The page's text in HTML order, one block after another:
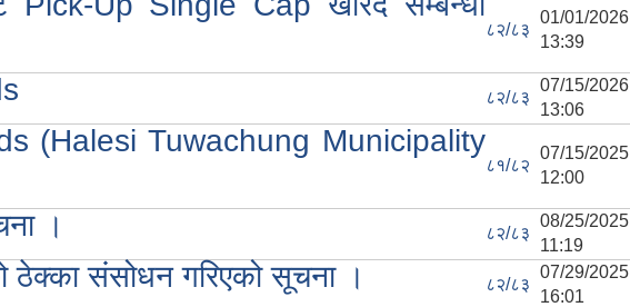
८२/८३
01/01/
13:39
८२/८३
07/15/
13:06
(Halesi Tuwachung Municipality
८१/८२
07/15/
12:00
। ८२/८३
08/25/
11:19
ठेक्का संसोधन गरिएको सूचना । ८२/८३
07/29/
16:01